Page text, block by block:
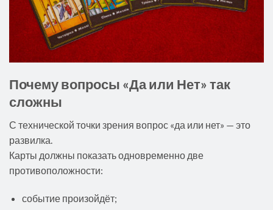
Почему вопросы «Да или Нет» так
сложны
С технической точки зрения вопрос «да или нет» — это
развилка.
Карты должны показать одновременно две
противоположности:
событие произойдёт;